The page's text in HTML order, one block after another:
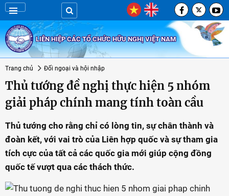
LIÊN HIỆP CÁC TỔ CHỨC HỮU NGHỊ VIỆT NAM
Trang chủ Đối ngoại và hội nhập
Thủ tướng đề nghị thực hiện 5 nhóm
giải pháp chính mang tính toàn cầu
Thủ tướng cho rằng chỉ có lòng tin, sự chân thành và
đoàn kết, với vai trò của Liên hợp quốc và sự tham gia
tích cực của tất cả các quốc gia mới giúp cộng đồng
quốc tế vượt qua các thách thức.